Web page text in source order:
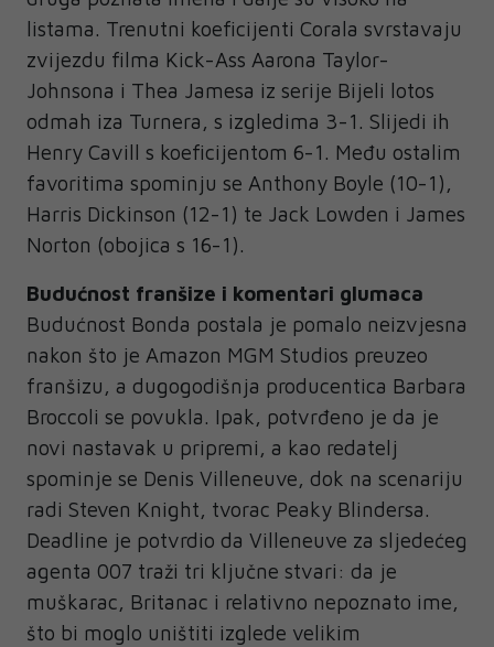
listama. Trenutni koeficijenti Corala svrstavaju
zvijezdu filma Kick-Ass Aarona Taylor-
Johnsona i Thea Jamesa iz serije Bijeli lotos
odmah iza Turnera, s izgledima 3-1. Slijedi ih
Henry Cavill s koeficijentom 6-1. Među ostalim
favoritima spominju se Anthony Boyle (10-1),
Harris Dickinson (12-1) te Jack Lowden i James
Norton (obojica s 16-1).
Budućnost franšize i komentari glumaca
Budućnost Bonda postala je pomalo neizvjesna
nakon što je Amazon MGM Studios preuzeo
franšizu, a dugogodišnja producentica Barbara
Broccoli se povukla. Ipak, potvrđeno je da je
novi nastavak u pripremi, a kao redatelj
spominje se Denis Villeneuve, dok na scenariju
radi Steven Knight, tvorac Peaky Blindersa.
Deadline je potvrdio da Villeneuve za sljedećeg
agenta 007 traži tri ključne stvari: da je
muškarac, Britanac i relativno nepoznato ime,
što bi moglo uništiti izglede velikim